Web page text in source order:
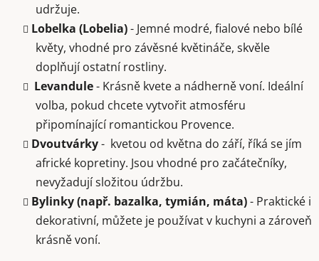
udržuje.
Lobelka (Lobelia)- Jemné modré, fialové nebo bílé
květy, vhodné pro závěsné květináče, skvěle
doplňují ostatní rostliny.
Levandule- Krásně kvete a nádherně voní. Ideální
volba, pokud chcete vytvořit atmosféru
připomínající romantickou Provence.
Dvoutvárky- kvetou od května do září, říká se jím
africké kopretiny. Jsou vhodné pro začátečníky,
nevyžadují složitou údržbu.
Bylinky (např. bazalka, tymián, máta)- Praktické i
dekorativní, můžete je používat v kuchyni a zároveň
krásně voní.